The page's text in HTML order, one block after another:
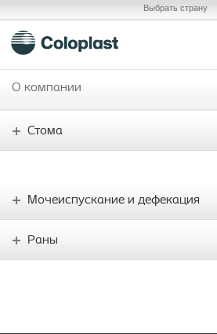
Выбрать страну
О компании
Стома
Мочеиспускание и дефекация
Раны